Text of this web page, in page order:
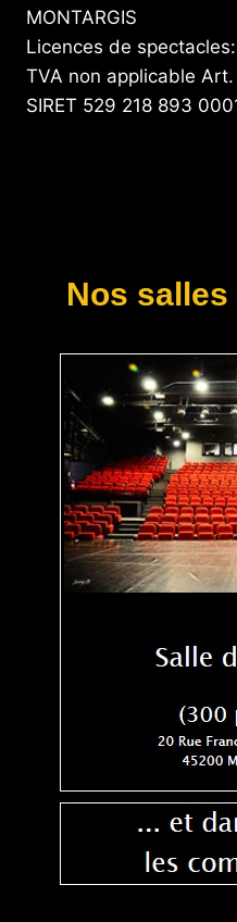
MONTARGIS
Licences de
TVA non applicable
SIRET 529 218 893
Nos